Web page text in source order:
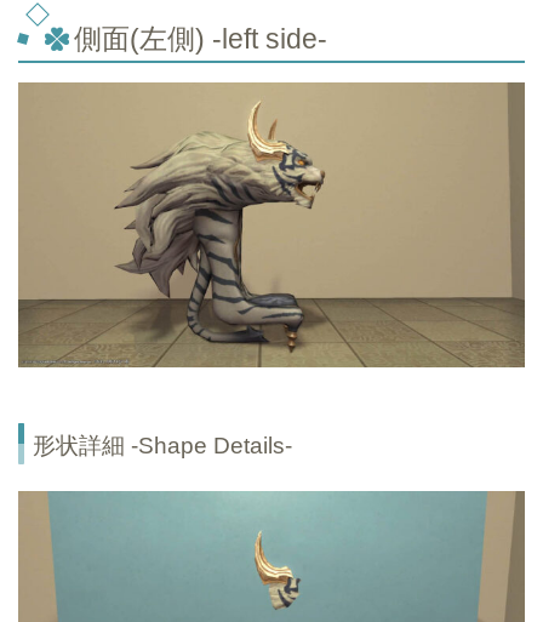
側面(左側) -left side-
形状詳細 -Shape Details-